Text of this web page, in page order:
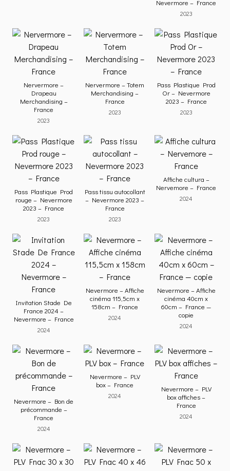
Nevermore – France
2023
Nervermore –
Drapeau
Merchandising –
France
2023
Nervermore – Totem
Merchandising –
France
2023
Pass Plastique Prod
Or – Nevermore
2023 – France
2023
Pass Plastique Prod
rouge – Nevermore
2023 – France
2023
Pass tissu autocollant
– Nevermore 2023 –
France
2023
Affiche cultura –
Nervemore – France
2024
Invitation Stade De
France 2024 –
Nevermore – France
2024
Nevermore – Affiche
cinéma 115,5cm x
158cm – France
2024
Nevermore – Affiche
cinéma 40cm x
60cm – France —
copie
2024
Nevermore – Bon de
précommande –
France
2024
Nevermore – PLV
box – France
2024
Nevermore – PLV
box affiches –
France
2024